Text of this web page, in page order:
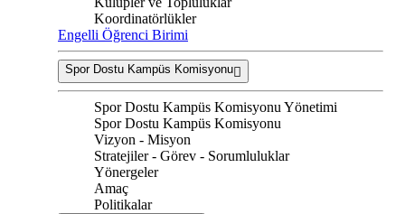
Koordinatörlükler
Engelli Öğrenci Birimi
Spor Dostu Kampüs Komisyonu
Spor Dostu Kampüs Komisyonu Yönetimi
Spor Dostu Kampüs Komisyonu
Vizyon - Misyon
Stratejiler - Görev - Sorumluluklar
Yönergeler
Amaç
Politikalar